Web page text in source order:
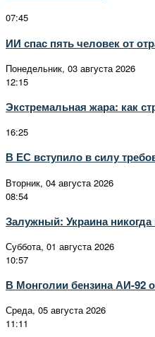
07:45
ИИ спас пять человек от
Понедельник, 03 августа 2026
12:15
Экстремальная жара: как
16:25
В ЕС вступило в силу
Вторник, 04 августа 2026
08:54
Залужный: Украина
Суббота, 01 августа 2026
10:57
В Монголии бензина АИ-92
Среда, 05 августа 2026
11:11